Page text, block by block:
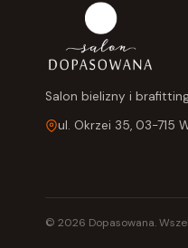
Salon bielizny i
ul. Okrzei 35, 03-715
© 2026 Dopasowana.